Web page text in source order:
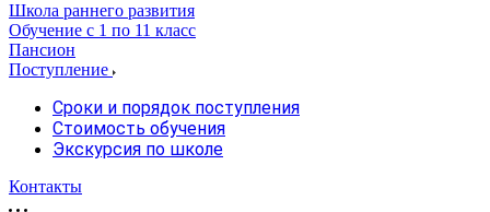
Школа раннего развития
Обучение с 1 по 11 класс
Пансион
Поступление
Сроки и порядок поступления
Стоимость обучения
Экскурсия по школе
Контакты